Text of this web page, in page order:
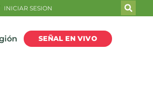
INICIAR SESION
SEÑAL EN VIVO